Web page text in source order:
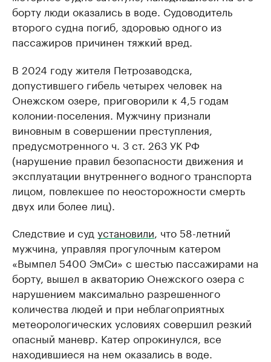
борту люди оказались в воде. Судоводитель
второго судна погиб, здоровью одного из
пассажиров причинен тяжкий вред.
В 2024 году жителя Петрозаводска,
допустившего гибель четырех человек на
Онежском озере, приговорили к 4,5 годам
колонии-поселения. Мужчину признали
виновным в совершении преступления,
предусмотренного ч. 3 ст. 263 УК РФ
(нарушение правил безопасности движения и
эксплуатации внутреннего водного транспорта
лицом, повлекшее по неосторожности смерть
двух или более лиц).
Следствие и суд установили, что 58-летний
мужчина, управляя прогулочным катером
«Вымпел 5400 ЭмСи» с шестью пассажирами на
борту, вышел в акваторию Онежского озера с
нарушением максимально разрешенного
количества людей и при неблагоприятных
метеорологических условиях совершил резкий
опасный маневр. Катер опрокинулся, все
находившиеся на нем оказались в воде.